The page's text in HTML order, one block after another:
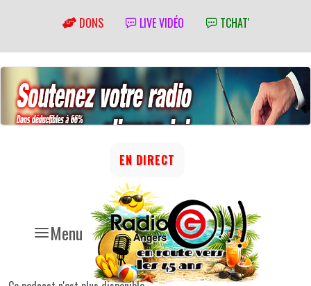
DONS LIVE VIDÉO TCHAT'
Menu
EN DIRECT